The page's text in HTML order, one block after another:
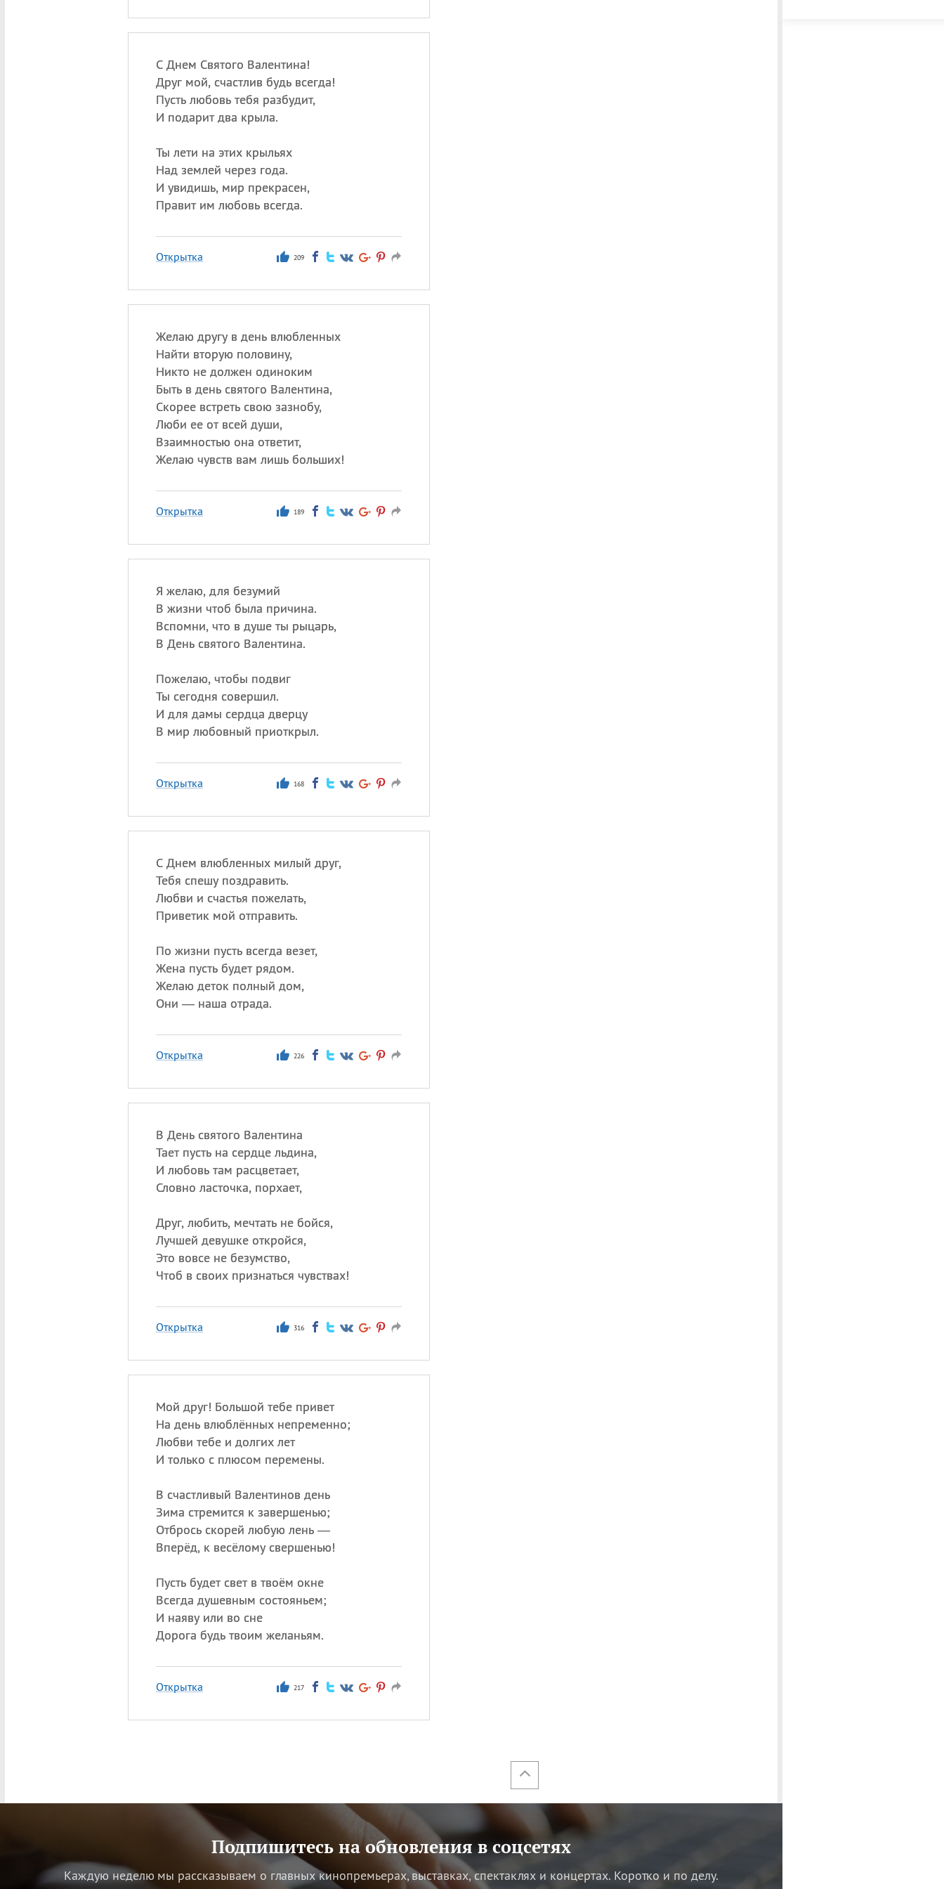
С Днем Святого Валентина!
Друг мой, счастлив будь всегда!
Пусть любовь тебя разбудит,
И подарит два крыла.
Ты лети на этих крыльях
Над землей через года.
И увидишь, мир прекрасен,
Правит им любовь всегда.
Открытка 209
Желаю другу в день влюбленных
Найти вторую половину,
Никто не должен одиноким
Быть в день святого Валентина,
Скорее встреть свою зазнобу,
Люби ее от всей души,
Взаимностью она ответит,
Желаю чувств вам лишь больших!
Открытка 189
Я желаю, для безумий
В жизни чтоб была причина.
Вспомни, что в душе ты рыцарь,
В День святого Валентина.
Пожелаю, чтобы подвиг
Ты сегодня совершил.
И для дамы сердца дверцу
В мир любовный приоткрыл.
Открытка 168
С Днем влюбленных милый друг,
Тебя спешу поздравить.
Любви и счастья пожелать,
Приветик мой отправить.
По жизни пусть всегда везет,
Жена пусть будет рядом.
Желаю деток полный дом,
Они — наша отрада.
Открытка 226
В День святого Валентина
Тает пусть на сердце льдина,
И любовь там расцветает,
Словно ласточка, порхает,
Друг, любить, мечтать не бойся,
Лучшей девушке откройся,
Это вовсе не безумство,
Чтоб в своих признаться чувствах!
Открытка 316
Мой друг! Большой тебе привет
На день влюблённых непременно;
Любви тебе и долгих лет
И только с плюсом перемены.
В счастливый Валентинов день
Зима стремится к завершенью;
Отбрось скорей любую лень —
Вперёд, к весёлому свершенью!
Пусть будет свет в твоём окне
Всегда душевным состояньем;
И наяву или во сне
Дорога будь твоим желаньям.
Открытка 217
Подпишитесь на обновления в соцсетях
Каждую неделю мы рассказываем о главных кинопремьерах, выставках, спектаклях и концертах. Коротко и по делу.